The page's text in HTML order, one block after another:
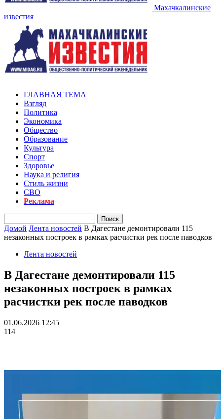
Махачкалинские
известия
ГЛАВНАЯ ТЕМА
Взгляд
Политика
Экономика
Общество
Образование
Культура
Спорт
Здоровье
Наука и религия
Стиль жизни
СВО
Реклама
Домой Лента новостей В Дагестане демонтировали 115
незаконных построек в рамках расчистки рек после паводков
Лента новостей
В Дагестане демонтировали 115
незаконных построек в рамках
расчистки рек после паводков
01.06.2026 12:45
114